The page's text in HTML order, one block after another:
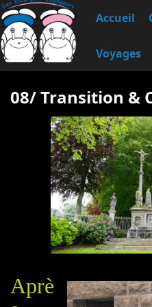
Accueil
Voyages
08/ Transition &
Aprè